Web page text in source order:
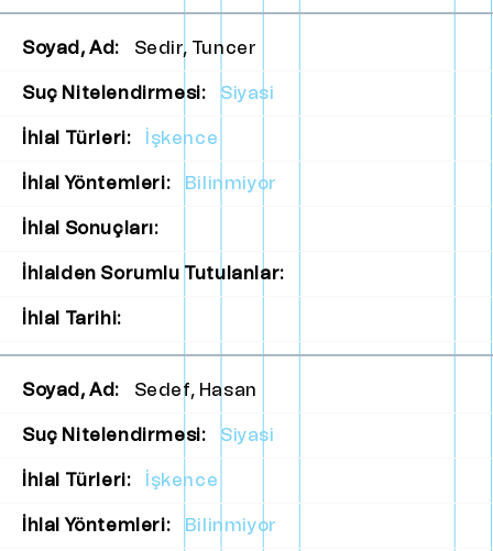
Soyad, Ad: Sedir, Tuncer
Suç Nitelendirmesi: Siyasi
İhlal Türleri: İşkence
İhlal Yöntemleri: Bilinmiyor
İhlal Sonuçları:
İhlalden Sorumlu Tutulanlar:
İhlal Tarihi:
Soyad, Ad: Sedef, Hasan
Suç Nitelendirmesi: Siyasi
İhlal Türleri: İşkence
İhlal Yöntemleri: Bilinmiyor